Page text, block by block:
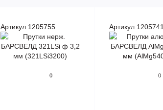
Артикул 1205755
0
Артикул 1205741
0